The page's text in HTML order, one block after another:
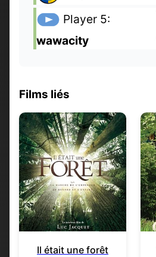
Player 5:
wawacity
Films liés
Il était une forêt